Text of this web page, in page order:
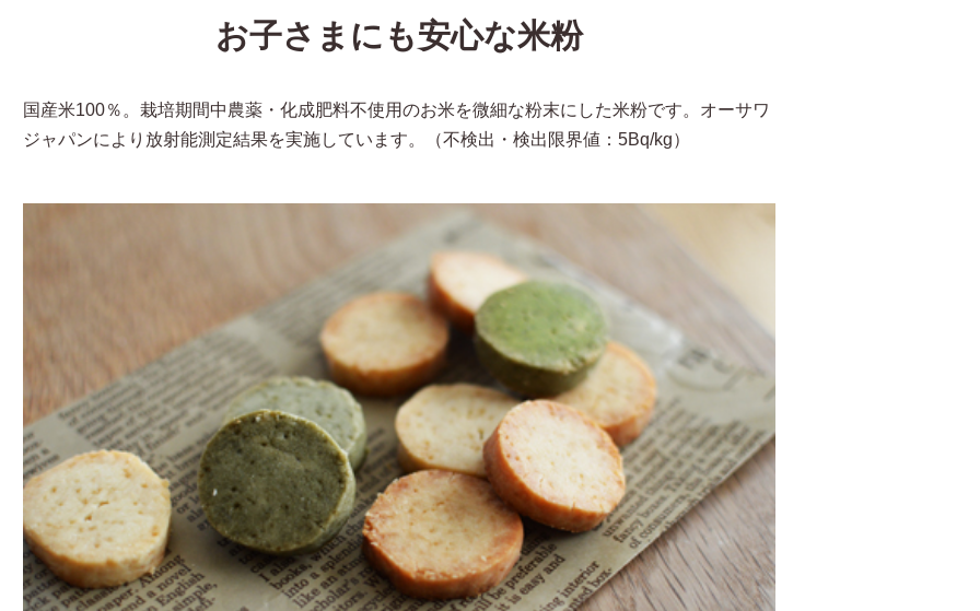
お子さまにも安心な米粉
国産米100％。栽培期間中農薬・化成肥料不使用のお米を微細な粉末にした米粉です。オーサワ
ジャパンにより放射能測定結果を実施しています。（不検出・検出限界値：5Bq/kg）